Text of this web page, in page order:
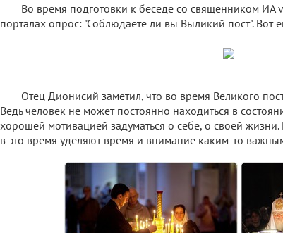
Во время подготовки к беседе со священником ИА
порталах опрос: "Соблюдаете ли вы Выликий пост". Вот
Отец Дионисий заметил, что во время Великого
Ведь человек не может постоянно находиться в
хорошей мотивацией задуматься о себе, о своей
в это время уделяют время и внимание каким-то